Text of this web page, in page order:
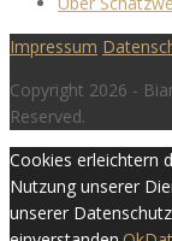
Impressum
Copyright 2026 -
Reserved.
Cookies erleichtern
Nutzung unserer
unserer